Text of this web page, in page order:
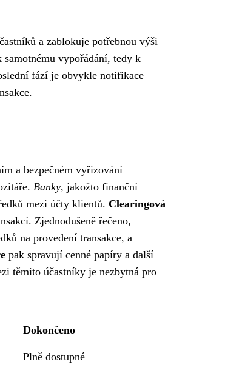
a zablokuje potřebnou výši
samotnému vypořádání, tedy k
fází je obvykle notifikace
a bezpečném vyřizování
Banky, jakožto finanční
mezi účty klientů. Clearingová
Zjednodušeně řečeno,
na provedení transakce, a
pak spravují cenné papíry a další
těmito účastníky je nezbytná pro
Dokončeno
Plně dostupné